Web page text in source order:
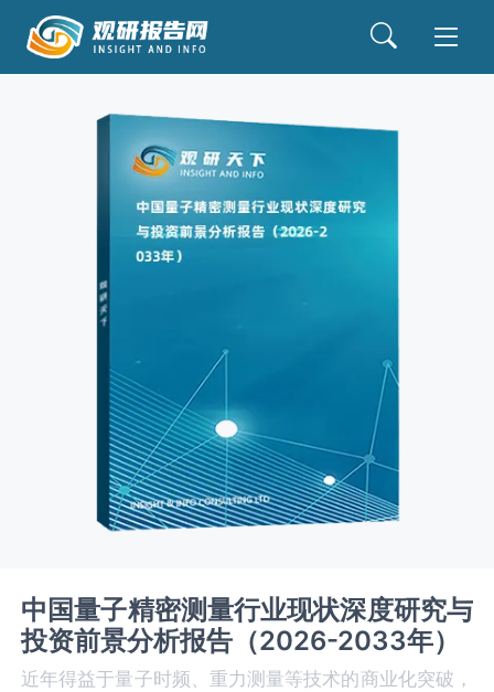
中国量子精密测量行业现状深度研究与
投资前景分析报告（2026-2033年）
近年得益于量子时频、重力测量等技术的商业化突破，